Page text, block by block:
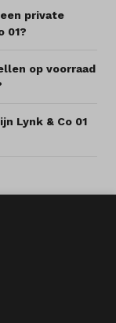
private
01?
op voorraad
Lynk & Co 01